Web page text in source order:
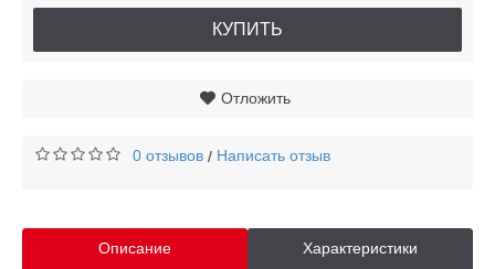
КУПИТЬ
Отложить
0 отзывов / Написать отзыв
Описание Характеристики